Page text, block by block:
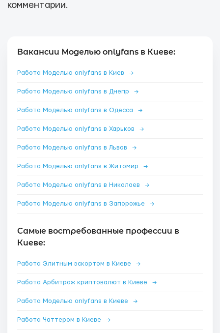
комментарии.
Вакансии Моделью onlyfans в Киеве:
Работа Моделью onlyfans в Киев →
Работа Моделью onlyfans в Днепр →
Работа Моделью onlyfans в Одесса →
Работа Моделью onlyfans в Харьков →
Работа Моделью onlyfans в Львов →
Работа Моделью onlyfans в Житомир →
Работа Моделью onlyfans в Николаев →
Работа Моделью onlyfans в Запорожье →
Самые востребованные профессии в
Киеве:
Работа Элитным эскортом в Киеве →
Работа Арбитраж криптовалют в Киеве →
Работа Моделью onlyfans в Киеве →
Работа Чаттером в Киеве →